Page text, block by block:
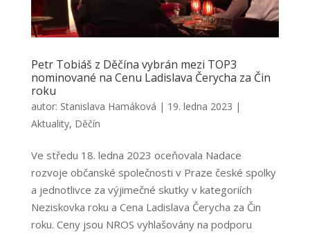
Petr Tobiáš z Děčína vybrán mezi TOP3
nominované na Cenu Ladislava Čerycha za Čin
roku
autor: Stanislava Hamáková | 19. ledna 2023 |
Aktuality, Děčín
Ve středu 18. ledna 2023 oceňovala Nadace
rozvoje občanské společnosti v Praze české spolky
a jednotlivce za výjimečné skutky v kategoriích
Neziskovka roku a Cena Ladislava Čerycha za Čin
roku. Ceny jsou NROS vyhlašovány na podporu